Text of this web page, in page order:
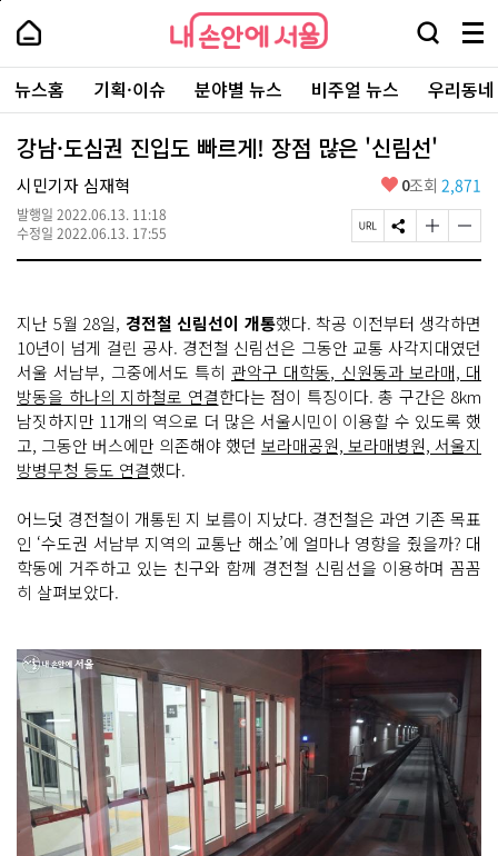
본
로
가
내
손
안
에
서
울
-
서
울
시
대
표
소
털
내
손
에
울
검
창
열
기
메
뉴
전
체
보
주
요
서
뉴스홈 기획·이슈 분야별 뉴스 비주얼 뉴스 우리동
강남·도심권 진입도 빠르게! 장점 많은 '신림선'
시민기자 심재혁
발행일 2022.06.13. 11:18
수정일 2022.06.13. 17:55
좋
요
0조회 2,871
페
이
L
복
사
S
N
유
하
기
글
자
크
게
변
경
하
기
글
자
작
게
변
경
하
기
지난 5월 28일, 경전철 신림선이 개통했다. 착공 이전부터 생각하면
10년이 넘게 걸린 공사. 경전철 신림선은 그동안 교통 사각지대였던
서울 서남부, 그중에서도 특히 관악구 대학동, 신원동과 보라매, 대
방동을 하나의 지하철로 연결한다는 점이 특징이다. 총 구간은 8km
남짓하지만 11개의 역으로 더 많은 서울시민이 이용할 수 있도록 했
고, 그동안 버스에만 의존해야 했던 보라매공원, 보라매병원, 서울지
방병무청 등도 연결했다.
어느덧 경전철이 개통된 지 보름이 지났다. 경전철은 과연 기존 목표
인 ‘수도권 서남부 지역의 교통난 해소’에 얼마나 영향을 줬을까? 대
학동에 거주하고 있는 친구와 함께 경전철 신림선을 이용하며 꼼꼼
히 살펴보았다.
페
상
단
로